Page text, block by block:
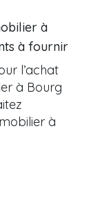
à
à fournir
l’achat
à Bourg
à